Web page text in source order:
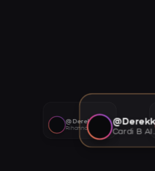
Cardi B AI
@Derekking
Rihanna AI voice